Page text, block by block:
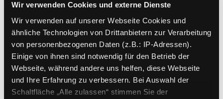
Wir verwenden Cookies und externe Dienste
Wir verwenden auf unserer Webseite Cookies und
ähnliche Technologien von Drittanbietern zur Verarbeitung
von personenbezogenen Daten (z.B.: IP-Adressen).
Einige von ihnen sind notwendig für den Betrieb der
Webseite, während andere uns helfen, diese Webseite
und Ihre Erfahrung zu verbessern. Bei Auswahl der
Schaltfläche „Alle zulassen“ stimmen Sie der
Exemplar-Details von Feng Shui für jeden
Mediengruppe:Sachbuch
Feng Shui für jeden Garten
Verfasser:Sator, GüntherSuche nach
Jahr:2007
Verlag:München, Gräfe u. Unzer
Reihe:GU-Pflanzenratgeber
Mediengruppe:Sachbuch